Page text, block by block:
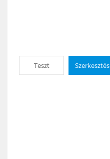
Teszt Szerkesztés